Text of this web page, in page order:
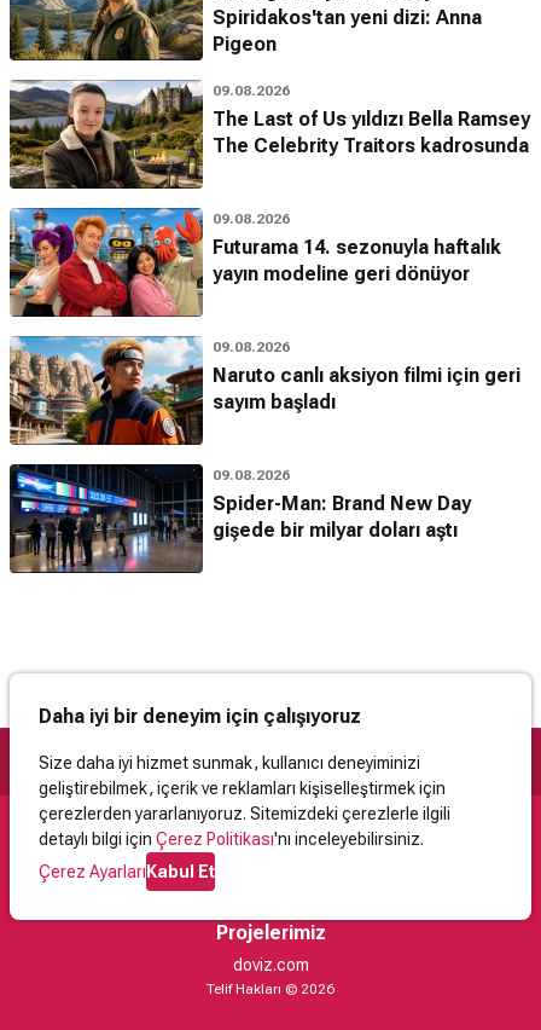
Spiridakos'tan yeni dizi: Anna
Pigeon
09.08.2026
The Last of Us yıldızı Bella Ramsey
The Celebrity Traitors kadrosunda
09.08.2026
Futurama 14. sezonuyla haftalık
yayın modeline geri dönüyor
09.08.2026
Naruto canlı aksiyon filmi için geri
sayım başladı
09.08.2026
Spider-Man: Brand New Day
gişede bir milyar doları aştı
Daha iyi bir deneyim için çalışıyoruz
Size daha iyi hizmet sunmak, kullanıcı deneyiminizi
geliştirebilmek, içerik ve reklamları kişiselleştirmek için
çerezlerden yararlanıyoruz. Sitemizdeki çerezlerle ilgili
detaylı bilgi için Çerez Politikası'nı inceleyebilirsiniz.
Çerez AyarlarıKabul Et
Destek
İletişimYardımKullanıcı Sözleşmesi
Projelerimiz
doviz.com
Telif Hakları © 2026